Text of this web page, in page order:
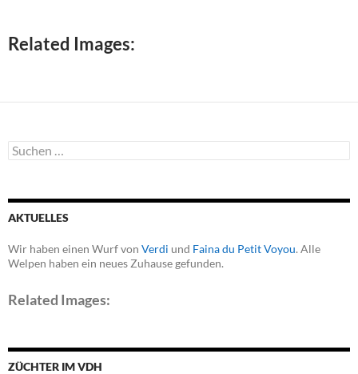
Related Images:
Suchen
nach:
AKTUELLES
Wir haben einen Wurf von Verdi und Faina du Petit Voyou. Alle
Welpen haben ein neues Zuhause gefunden.
Related Images:
ZÜCHTER IM VDH